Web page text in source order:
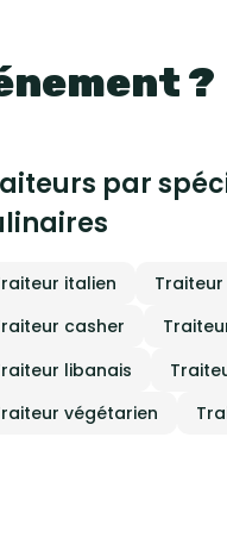
?
par
italien
casher
libanais
végétarien